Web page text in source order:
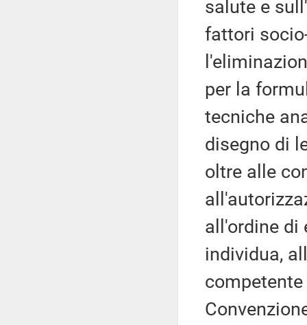
salute e
fattori
per la
tecniche
disegno di
oltre alle
all'ordine di
individua,